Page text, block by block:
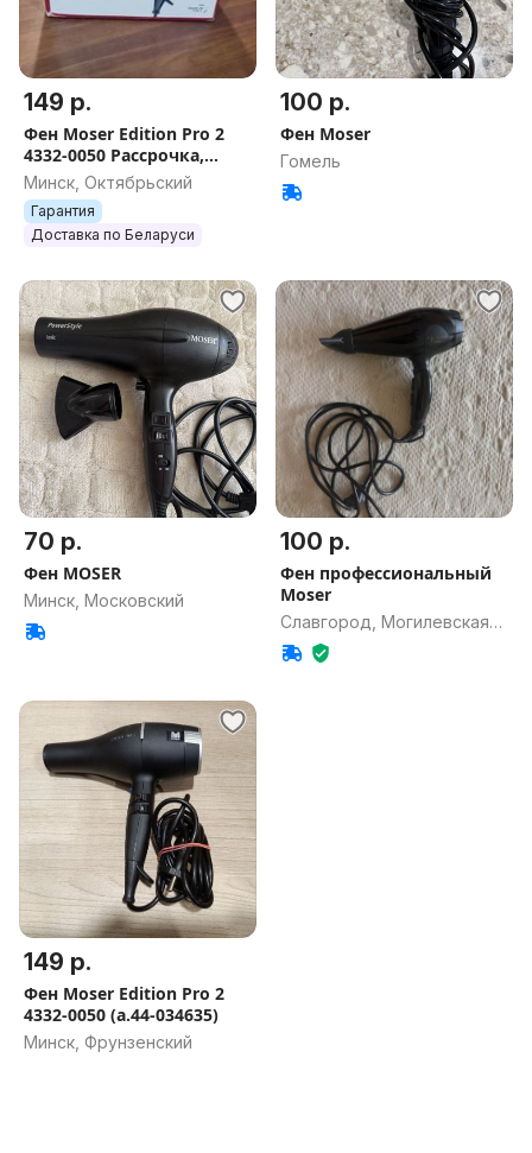
149 р.
Фен Moser Edition Pro 2
4332-0050 Рассрочка,
Гарантия, Доставка,
Самовывоз
Минск, Октябрьский
Гарантия
Доставка по Беларуси
100 р.
Фен Moser
Гомель
70 р.
Фен MOSER
Минск, Московский
100 р.
Фен профессиональный
Moser
Славгород, Могилевская
обл.
149 р.
Фен Moser Edition Pro 2
4332-0050 (а.44-034635)
Минск, Фрунзенский